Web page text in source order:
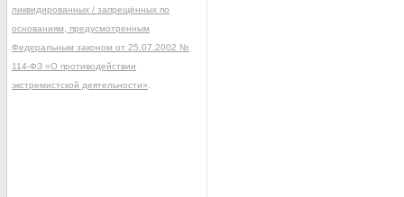
ликвидированных / запрещённых по
основаниям, предусмотренным
Федеральным законом от 25.07.2002 №
114-ФЗ «О противодействии
экстремистской деятельности»